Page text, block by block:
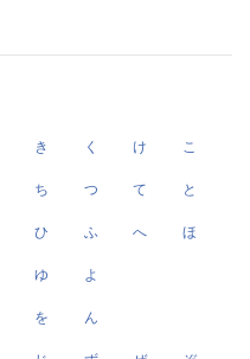
き く け こ
ち つ て と
ひ ふ へ ほ
ゆ よ
を ん